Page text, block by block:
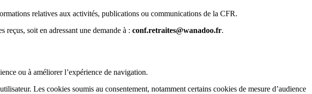
relatives aux activités, publications ou communications de la CFR.
reçus, soit en adressant une demande à : conf.retraites@wanadoo.fr.
ou à améliorer l’expérience de navigation.
Les cookies soumis au consentement, notamment certains cookies de mesure d’audience